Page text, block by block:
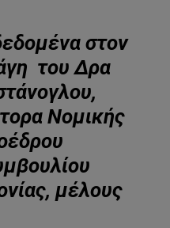
στον
του Δρα
Νομικής
μέλους